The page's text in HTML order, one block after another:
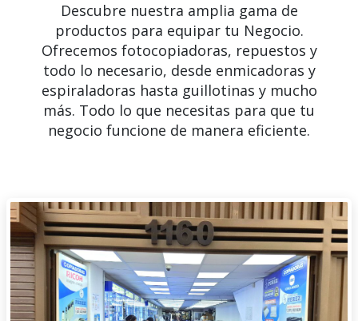
Descubre nuestra amplia gama de
productos para equipar tu Negocio.
Ofrecemos fotocopiadoras, repuestos y
todo lo necesario, desde enmicadoras y
espiraladoras hasta guillotinas y mucho
más. Todo lo que necesitas para que tu
negocio funcione de manera eficiente.